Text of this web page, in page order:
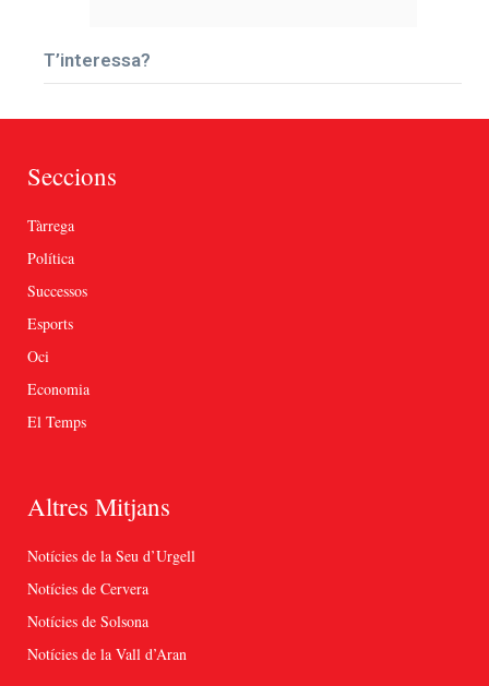
T’interessa?
Seccions
Tàrrega
Política
Successos
Esports
Oci
Economia
El Temps
Altres Mitjans
Notícies de la Seu d’Urgell
Notícies de Cervera
Notícies de Solsona
Notícies de la Vall d’Aran